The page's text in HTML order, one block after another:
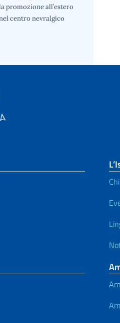
promozione all’estero
centro nevralgico